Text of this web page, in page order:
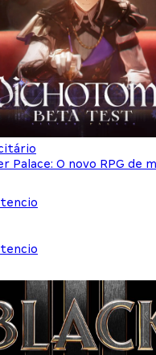
Palace: O novo RPG de